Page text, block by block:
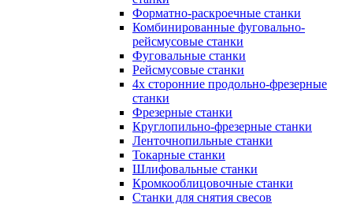
Форматно-раскроечные станки
Комбинированные фуговально-
рейсмусовые станки
Фуговальные станки
Рейсмусовые станки
4х сторонние продольно-фрезерные
станки
Фрезерные станки
Круглопильно-фрезерные станки
Ленточнопильные станки
Токарные станки
Шлифовальные станки
Кромкооблицовочные станки
Станки для снятия свесов